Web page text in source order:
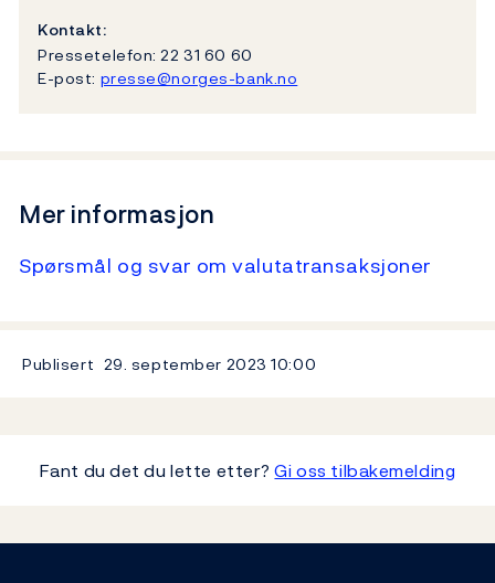
Kontakt:
Pressetelefon: 22 31 60 60
E-post: presse@norges-bank.no
Mer informasjon
Spørsmål og svar om valutatransaksjoner
Publisert 29. september 202310:00
Fant du det du lette etter?Gi oss tilbakemelding